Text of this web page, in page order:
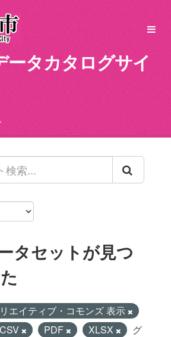
ータカタログサイ
タセットが見つ
エイティブ・コモンズ 表示
CSV PDF XLSX
グ